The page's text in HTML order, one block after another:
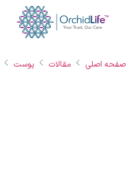
صفحه اصلی مقالات پوست